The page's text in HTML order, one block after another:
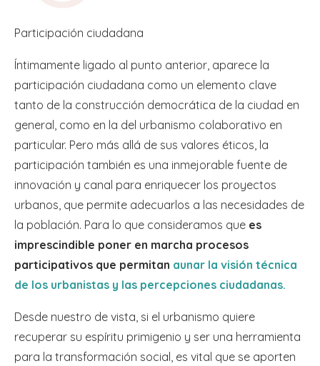
Participación ciudadana
Íntimamente ligado al punto anterior, aparece la
participación ciudadana como un elemento clave
tanto de la construcción democrática de la ciudad en
general, como en la del urbanismo colaborativo en
particular. Pero más allá de sus valores éticos, la
participación también es una inmejorable fuente de
innovación y canal para enriquecer los proyectos
urbanos, que permite adecuarlos a las necesidades de
la población. Para lo que consideramos que es
imprescindible poner en marcha procesos
participativos que permitan aunar la visión técnica
de los urbanistas y las percepciones ciudadanas.
Desde nuestro de vista, si el urbanismo quiere
recuperar su espíritu primigenio y ser una herramienta
para la transformación social, es vital que se aporten